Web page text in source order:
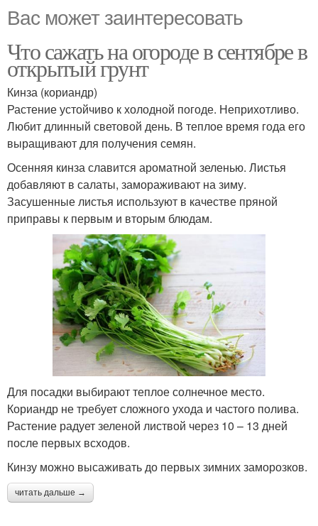
Вас может заинтересовать
Что сажать на огороде в сентябре в
открытый грунт
Кинза (кориандр)
Растение устойчиво к холодной погоде. Неприхотливо.
Любит длинный световой день. В теплое время года его
выращивают для получения семян.
Осенняя кинза славится ароматной зеленью. Листья
добавляют в салаты, замораживают на зиму.
Засушенные листья используют в качестве пряной
приправы к первым и вторым блюдам.
Для посадки выбирают теплое солнечное место.
Кориандр не требует сложного ухода и частого полива.
Растение радует зеленой листвой через 10 – 13 дней
после первых всходов.
Кинзу можно высаживать до первых зимних заморозков.
читать дальше →